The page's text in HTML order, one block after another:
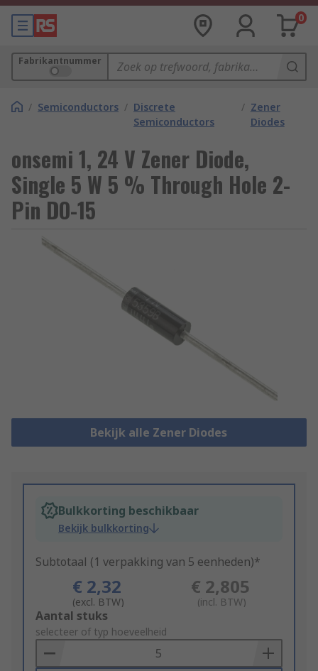
0
Fabrikantnummer
/ Semiconductors / Discrete
Semiconductors
/ Zener
Diodes
onsemi 1, 24 V Zener Diode,
Single 5 W 5 % Through Hole 2-
Pin DO-15
Bekijk alle Zener Diodes
Bulkkorting beschikbaar
Bekijk bulkkorting
Subtotaal (1 verpakking van 5 eenheden)*
€ 2,32
(excl. BTW)
€ 2,805
(incl. BTW)
Add
to
Basket
Aantal stuks
selecteer of typ hoeveelheid